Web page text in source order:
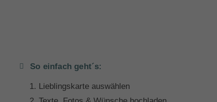
So einfach geht´s:
Lieblingskarte auswählen